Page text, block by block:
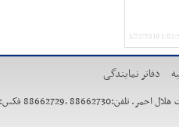
1/27/2019
دفاتر نمایندگی
فکس: 88662732